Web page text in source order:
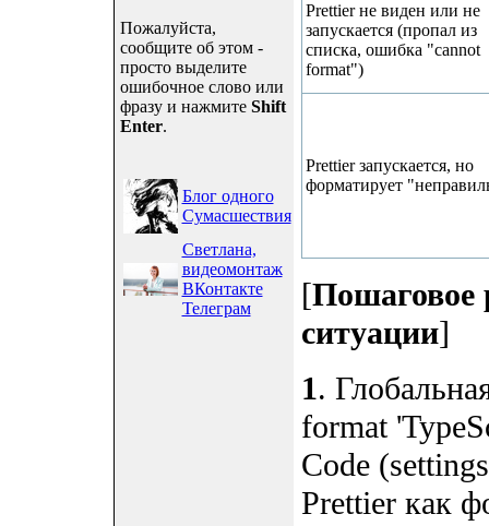
Пожалуйста,
сообщите об этом -
просто выделите
ошибочное слово или
фразу и нажмите Shift
Enter.
Блог одного
Сумасшествия
Светлана,
видеомонтаж
ВКонтакте
Телеграм
Prettier не виден или не
запускается (пропал из
списка, ошибка "cannot
format")
Prettier запускается, но
форматирует
[Пошаговое
ситуации]
1.
format
Code
Prettier как